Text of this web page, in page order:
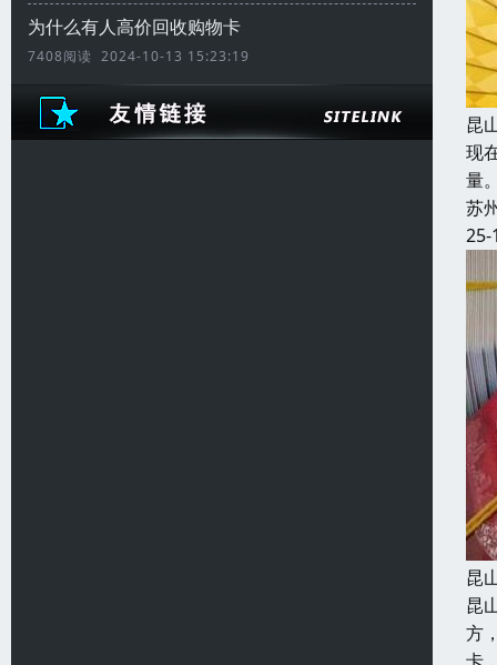
为什么有人高价回收购物卡
7408阅读 2024-10-13 15:23:19
昆
现
量
苏
25-
昆
昆
方